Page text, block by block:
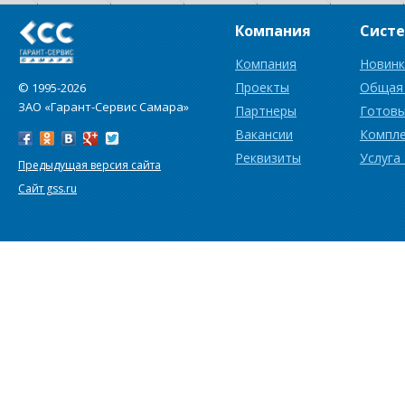
© 1995-2026
ЗАО «Гарант-Сервис Самара»
Предыдущая версия сайта
Сайт gss.ru
Компания
Компания
Проекты
Партнеры
Вакансии
Реквизиты
Общая